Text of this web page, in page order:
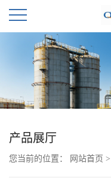
首
页
公
产品展厅
您当前的位置： 网站首页 >